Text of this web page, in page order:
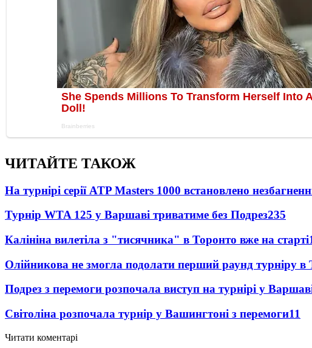
ЧИТАЙТЕ ТАКОЖ
На турнірі серії ATP Masters 1000 встановлено
Турнір WTA 125 у Варшаві триватиме без Подрез235
Калініна вилетіла з "тисячника" в Торонто вже на старті
Олійникова не змогла подолати перший раунд турніру в
Подрез з перемоги розпочала виступ на турнірі у
Світоліна розпочала турнір у Вашингтоні з перемоги11
Читати коментарі